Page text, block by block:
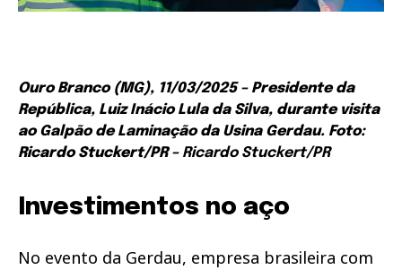
Ouro Branco (MG), 11/03/2025 – Presidente da
República, Luiz Inácio Lula da Silva, durante visita
ao Galpão de Laminação da Usina Gerdau. Foto:
Ricardo Stuckert/PR – Ricardo Stuckert/PR
Investimentos no aço
No evento da Gerdau, empresa brasileira com